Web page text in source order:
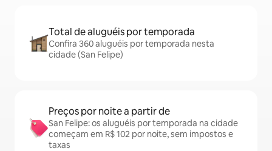
Total de aluguéis por temporada
Confira 360 aluguéis por temporada nesta
cidade (San Felipe)
Preços por noite a partir de
San Felipe: os aluguéis por temporada na cidade
começam em R$ 102 por noite, sem impostos e
taxas